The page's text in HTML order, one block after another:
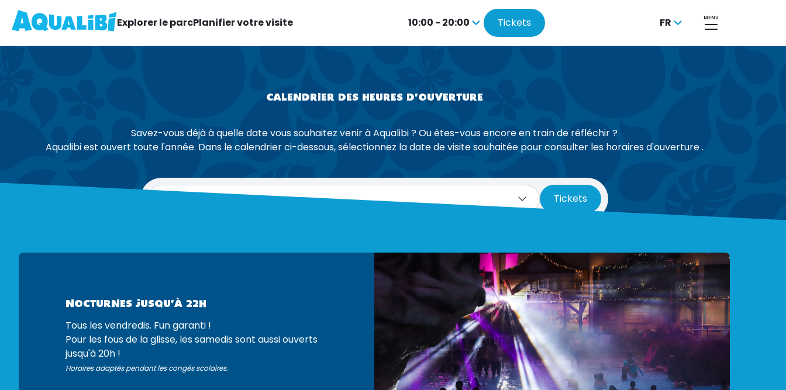
Explorer le parcPlanifier votre visite
10:00 - 20:00
sur
Entrée
au
calendrier
Tickets FR MENU
CALENDRIER DES HEURES D'OUVERTURE
Savez-vous déjà à quelle date vous souhaitez venir à Aqualibi ? Ou êtes-vous encore en train de réfléchir ?
Aqualibi est ouvert toute l'année. Dans le calendrier ci-dessous, sélectionnez la date de visite souhaitée pour consulter les horaires d'ouverture .
Tickets
NOCTURNES JUSQU'À 22H
Tous les vendredis. Fun garanti !
Pour les fous de la glisse, les samedis sont aussi ouverts
jusqu'à 20h !
Horaires adaptés pendant les congés scolaires.